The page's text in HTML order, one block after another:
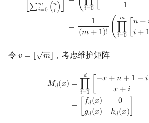
∑𝑚
𝑖=0 (𝑛
𝑖) 𝑖=0
1
=
1
(𝑚 + 1)! (
𝑚
∏
𝑖=0
𝑛 −
𝑖 + 1
令 𝑣 = ⌊
√
𝑚⌋
v =⌊m⌋ ，考虑维护矩阵
𝑀𝑑(𝑥) =
𝑑
∏
𝑖=1
−𝑥 +𝑛 + 1 −𝑖
𝑥 +𝑖
=
𝑓𝑑(𝑥)
0
𝑔𝑑(𝑥) ℎ𝑑(𝑥)
x+n 1−i0 x+ ix +i] = fd (x